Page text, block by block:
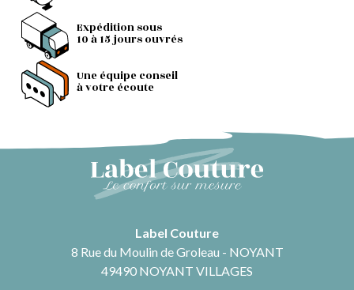
Expédition sous
10 à 15 jours ouvrés
Une équipe conseil
à votre écoute
Label Couture
8 Rue du Moulin de Groleau - NOYANT
49490 NOYANT VILLAGES